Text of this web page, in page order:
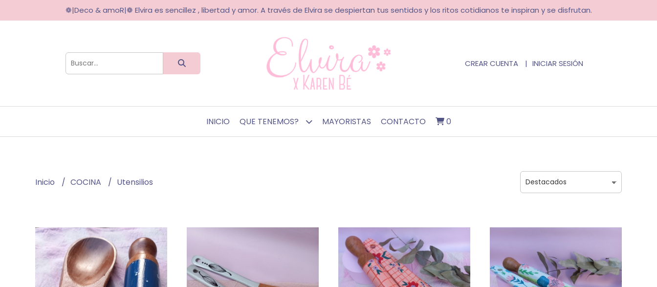
❁|Deco & amoR|❁ Elvira es sencillez , libertad y amor. A través de Elvira se despiertan tus sentidos y los ritos cotidianos te inspiran y se disfrutan.
CREAR CUENTA INICIAR SESIÓN
INICIO QUE TENEMOS? MAYORISTAS CONTACTO 0
Inicio COCINA Utensilios